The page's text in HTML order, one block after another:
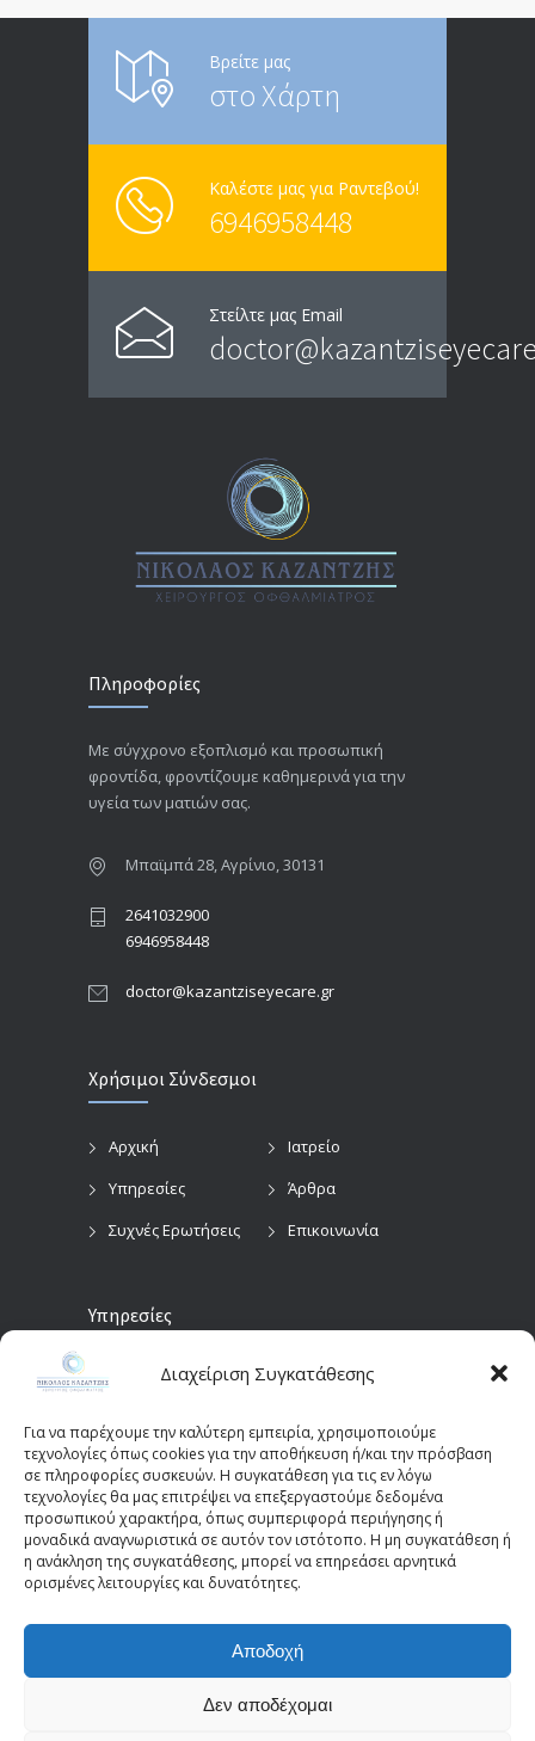
Διαχείριση Συγκατάθεσης
Για να παρέχουμε την καλύτερη εμπειρία, χρησιμοποιούμε
τεχνολογίες όπως cookies για την αποθήκευση ή/και την πρόσβαση
σε πληροφορίες συσκευών. Η συγκατάθεση για τις εν λόγω
τεχνολογίες θα μας επιτρέψει να επεξεργαστούμε δεδομένα
προσωπικού χαρακτήρα, όπως συμπεριφορά περιήγησης ή
μοναδικά αναγνωριστικά σε αυτόν τον ιστότοπο. Η μη συγκατάθεση ή
η ανάκληση της συγκατάθεσης, μπορεί να επηρεάσει αρνητικά
ορισμένες λειτουργίες και δυνατότητες.
Αποδοχή
Δεν αποδέχομαι
Βρείτε μας
στο Χάρτη
Καλέστε μας για Ραντεβού!
6946958448
Στείλτε μας Email
Πληροφορίες
Με σύγχρονο εξοπλισμό και προσωπική
φροντίδα, φροντίζουμε καθημερινά για την
υγεία των ματιών σας.
Μπαϊμπά 28, Αγρίνιο, 30131
2641032900
6946958448
doctor@kazantziseyecare.gr
Χρήσιμοι Σύνδεσμοι
Αρχική
Ιατρείο
Υπηρεσίες
Άρθρα
Συχνές Ερωτήσεις
Επικοινωνία
Υπηρεσίες
Προληπτικός
Έλεγχος
Διαγνωστικές
Χειρουργικές
Επεμβάσεις Οφθαλμών
Οπτικά Πεδία
(Perimetry)
Παιδοοφθαλμολογία
Οπτική Τομογραφία
Συνοχής (OCT)
© 2025 - kazantziseyecare.gr -
Forge.com